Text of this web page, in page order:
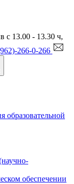
с 13.00 - 13.30 ч,
266-0-266
образовательной
обеспечении